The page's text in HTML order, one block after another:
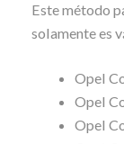
Este método
solamente es
Opel
Opel
Opel